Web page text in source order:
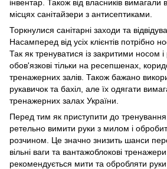
інвентар. Також від власників вимагали
місцях санітайзери з антисептиками.
Торкнулися санітарні заходи та
Насамперед від усіх клієнтів потрібно
Так як тренуватися із закритими носом
обов'язкові тільки на ресепшенах,
тренажерних залів. Також бажано
рукавичок та бахіл, але їх одягати
тренажерних залах України.
Перед тим як приступити до
ретельно вимити руки з милом і
розчином. Це значно знизить шанси
вільні ваги та вантажоблокові
рекомендується мити та обробляти руки